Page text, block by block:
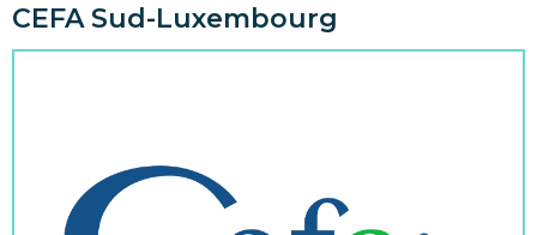
CEFA Sud-Luxembourg